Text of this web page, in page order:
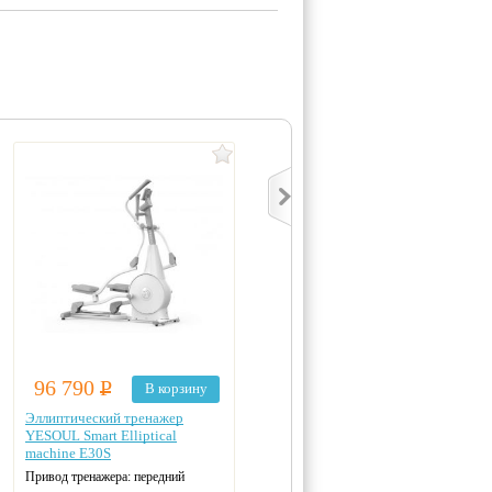
96 790 Р
В корзину
Эллиптический тренажер
YESOUL Smart Elliptical
machine E30S
Привод тренажера: передний